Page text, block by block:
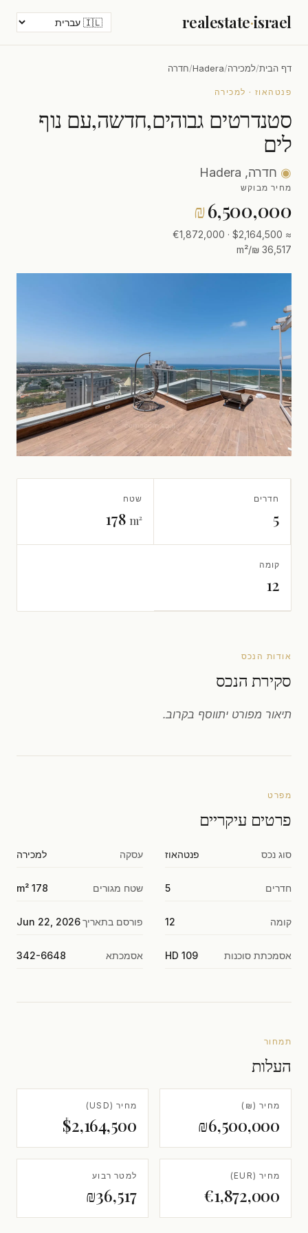
realestate·israel
דף הבית/למכירה/
Hadera
/חדרה
פנטהאוז · למכירה
סטנדרטים גבוהים,חדשה,עם נוף
לים
◉ חדרה, Hadera
מחיר מבוקש
₪6,500,000
≈ $2,164,500 · €1,872,000
36,517 ₪/m²
חדרים
5
שטח
178 m²
קומה
12
אודות הנכס
סקירת הנכס
תיאור מפורט יתווסף בקרוב.
מפרט
פרטים עיקריים
סוג נכס פנטהאוז עסקה למכירה
חדרים 5 שטח מגורים 178 m²
קומה 12 פורסם בתאריךJun 22, 2026
אסמכתת סוכנות HD 109 אסמכתא 342-6648
תמחור
העלות
מחיר (₪)
₪6,500,000
מחיר (USD)
$2,164,500
מחיר (EUR)
€1,872,000
למטר רבוע
₪36,517